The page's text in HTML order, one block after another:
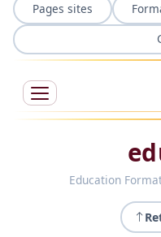
Pages sites
Education